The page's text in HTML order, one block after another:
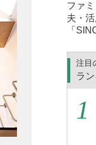
ファ
夫・
「
注目
ラ